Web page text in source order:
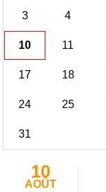
3 4
10 11
17 18
24 25
31
10
AOÛT